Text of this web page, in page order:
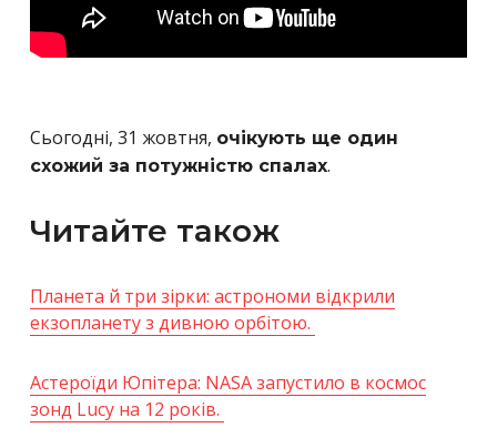
Сьогодні, 31 жовтня, очікують ще один
схожий за потужністю спалах.
Читайте також
Планета й три зірки: астрономи відкрили
екзопланету з дивною орбітою.
Астероїди Юпітера: NASA запустило в космос
зонд Lucy на 12 років.